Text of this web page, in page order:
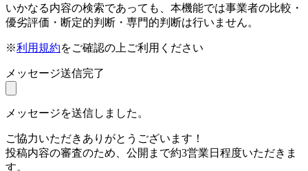
いかなる内容の検索であっても、本機能では事業者の比較・
優劣評価・断定的判断・専門的判断は行いません。
※利用規約をご確認の上ご利用ください
メッセージ送信完了
メッセージを送信しました。
ご協力いただきありがとうございます！
投稿内容の審査のため、公開まで約3営業日程度いただきま
す。